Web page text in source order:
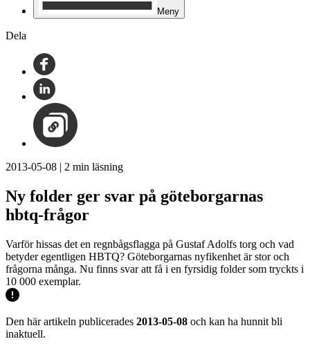
Meny
Dela
2013-05-08 | 2 min läsning
Ny folder ger svar på göteborgarnas
hbtq-frågor
Varför hissas det en regnbågsflagga på Gustaf Adolfs torg och vad
betyder egentligen HBTQ? Göteborgarnas nyfikenhet är stor och
frågorna många. Nu finns svar att få i en fyrsidig folder som tryckts i
10 000 exemplar.
Den här artikeln publicerades 2013-05-08 och kan ha hunnit bli
inaktuell.